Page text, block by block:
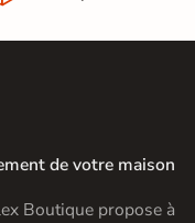
de votre maison
Boutique propose à